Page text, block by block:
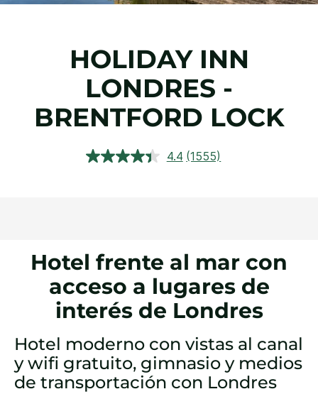
HOLIDAY INN
LONDRES -
BRENTFORD LOCK
4.4 Lea
(1555)
Hotel frente al mar con
acceso a lugares de
interés de Londres
Hotel moderno con vistas al canal
y wifi gratuito, gimnasio y medios
de transportación con Londres